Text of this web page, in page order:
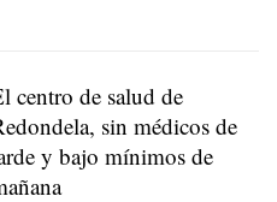
centro de salud de
sin médicos de
y bajo mínimos de